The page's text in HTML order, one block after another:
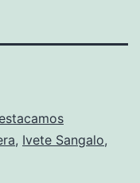
, Ivete Sangalo,